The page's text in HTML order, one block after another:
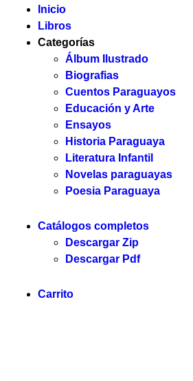
Inicio
Libros
Categorías
Álbum Ilustrado
Biografias
Cuentos Paraguayos
Educación y Arte
Ensayos
Historia Paraguaya
Literatura Infantil
Novelas paraguayas
Poesia Paraguaya
Catálogos completos
Descargar Zip
Descargar Pdf
Carrito